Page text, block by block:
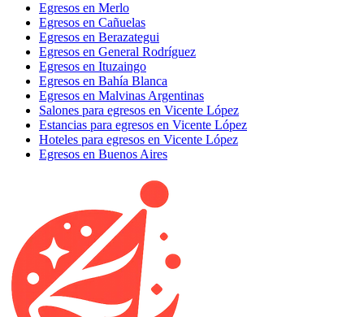
Egresos en Merlo
Egresos en Cañuelas
Egresos en Berazategui
Egresos en General Rodríguez
Egresos en Ituzaingo
Egresos en Bahía Blanca
Egresos en Malvinas Argentinas
Salones para egresos en Vicente López
Estancias para egresos en Vicente López
Hoteles para egresos en Vicente López
Egresos en Buenos Aires